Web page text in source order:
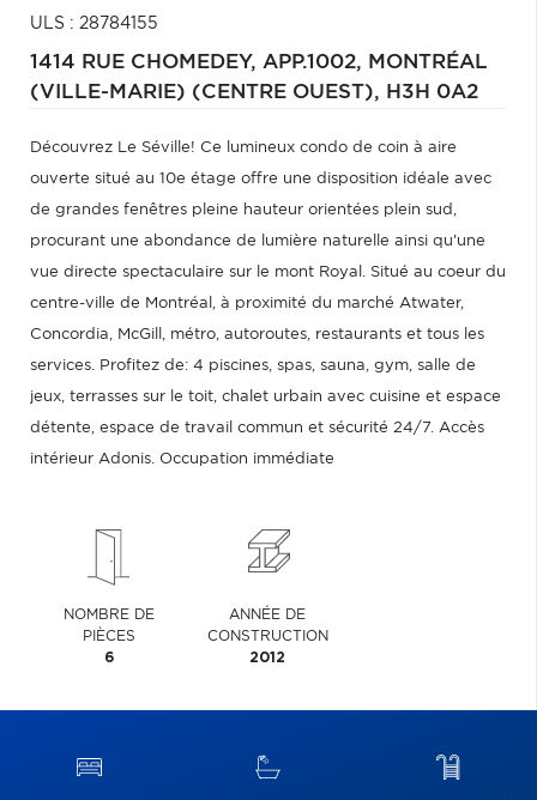
ULS : 28784155
1414 RUE CHOMEDEY, APP.1002, MONTRÉAL
(VILLE-MARIE) (CENTRE OUEST), H3H 0A2
Découvrez Le Séville! Ce lumineux condo de coin à aire
ouverte situé au 10e étage offre une disposition idéale avec
de grandes fenêtres pleine hauteur orientées plein sud,
procurant une abondance de lumière naturelle ainsi qu'une
vue directe spectaculaire sur le mont Royal. Situé au coeur du
centre-ville de Montréal, à proximité du marché Atwater,
Concordia, McGill, métro, autoroutes, restaurants et tous les
services. Profitez de: 4 piscines, spas, sauna, gym, salle de
jeux, terrasses sur le toit, chalet urbain avec cuisine et espace
détente, espace de travail commun et sécurité 24/7. Accès
intérieur Adonis. Occupation immédiate
NOMBRE DE
PIÈCES
6
ANNÉE DE
CONSTRUCTION
2012